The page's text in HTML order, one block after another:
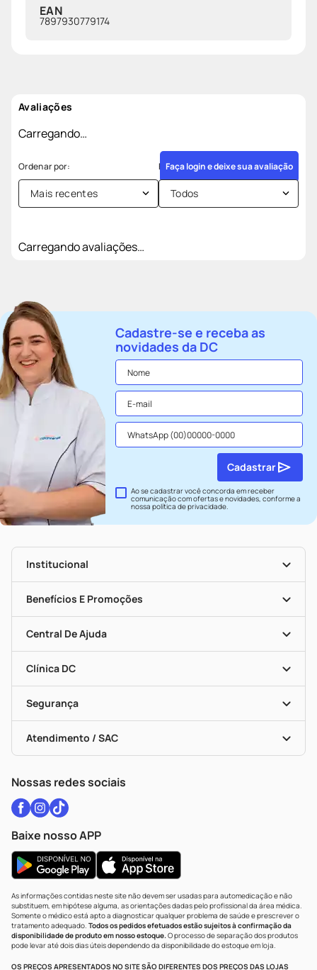
EAN
7897930779174
Avaliações
Carregando…
Faça login e deixe sua avaliação
Mais recentes Todos
Carregando avaliações…
Cadastre-se e receba as
novidades da DC
Ao se cadastrar você concorda em receber
comunicação com ofertas e novidades, conforme a
nossapolítica de privacidade.
Cadastrar
Institucional
História
Nossas Lojas
Seja Uma Loja Parceira
Mapa De Categorias
Benefícios E Promoções
Clube DC
Convênios
Programa Popular Do Brasil
Encarte De Ofertas
Dermaclub
Cupons E Ofertas
Black Friday
Central De Ajuda
Entrega
Recompra Programada
Alomed
Formas De Pagamento
Troca E Devolução
Bulas De A A Z
Políticas De Marketplace
Clínica DC
Vacinas
Serviços Farmacêuticos
Testes Rápidos
Autoteste Covid-19
Vacinas
Segurança
Certificado De Segurança
Portal Da Privacidade
Atendimento / SAC
WhatsApp (47) 9202-1687
Nossas redes sociais
Baixe nosso APP
As informações contidas neste site não devem ser usadas para automedicação e não
substituem, em hipótese alguma, as orientações dadas pelo profissional da área médica.
Somente o médico está apto a diagnosticar qualquer problema de saúde e prescrever o
tratamento adequado. Todos os pedidos efetuados estão sujeitos à confirmação da
disponibilidade de produto em nosso estoque.O processo de separação dos produtos
pode levar até dois dias úteis dependendo da disponibilidade do estoque em loja.
OS PREÇOS APRESENTADOS NO SITE SÃO DIFERENTES DOS PREÇOS DAS LOJAS